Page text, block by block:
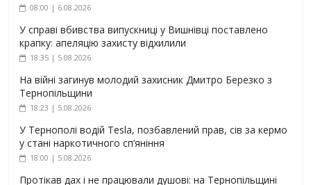
08:00 | 6.08.2026
У справі вбивства випускниці у Вишнівці поставлено
крапку: апеляцію захисту відхилили
18:35 | 5.08.2026
На війні загинув молодий захисник Дмитро Березко з
Тернопільщини
18:23 | 5.08.2026
У Тернополі водій Tesla, позбавлений прав, сів за кермо
у стані наркотичного сп’яніння
18:00 | 5.08.2026
Протікав дах і не працювали душові: на Тернопільщині